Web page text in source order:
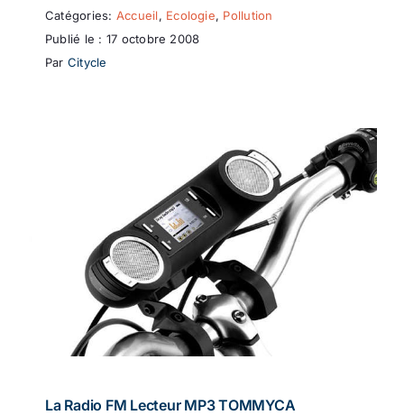
Catégories: Accueil, Ecologie, Pollution
Publié le : 17 octobre 2008
Par Citycle
La Radio FM Lecteur MP3 TOMMYCA